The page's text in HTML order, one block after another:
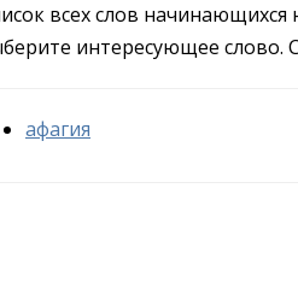
всех слов начинающихся
интересующее слово.
афагия